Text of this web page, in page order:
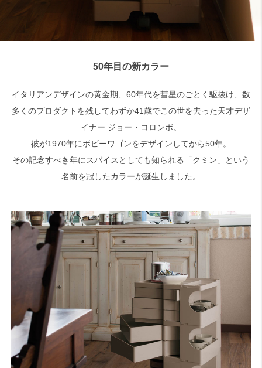
50年目の新カラー
イタリアンデザインの黄金期、60年代を彗星のごとく駆抜け、数
多くのプロダクトを残してわずか41歳でこの世を去った天才デザ
イナー ジョー・コロンボ。
彼が1970年にボビーワゴンをデザインしてから50年。
その記念すべき年にスパイスとしても知られる「クミン」という
名前を冠したカラーが誕生しました。